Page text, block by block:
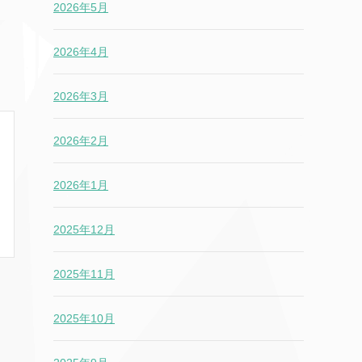
2026年5月
2026年4月
2026年3月
2026年2月
2026年1月
2025年12月
2025年11月
2025年10月